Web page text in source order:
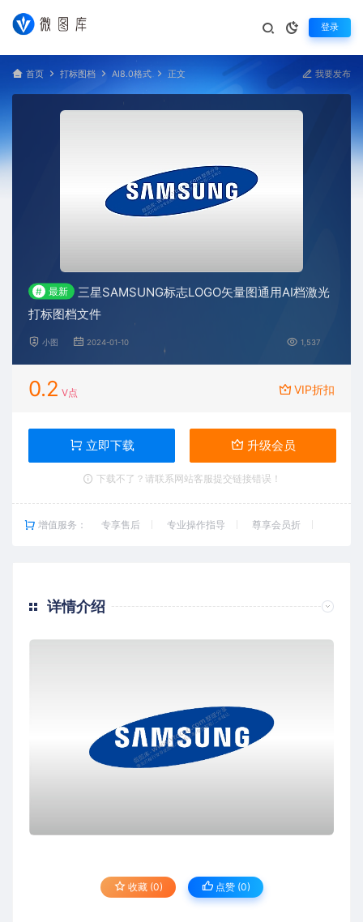
登录
首页 打标图档 AI8.0格式 正文 我要发布
# 最新
三星SAMSUNG标志LOGO矢量图通用AI档激光
打标图档文件
小图 2024-01-10 1,537
0.2 V点 VIP折扣
立即下载 升级会员
下载不了？请联系网站客服提交链接错误！
增值服务： 专享售后 专业操作指导 尊享会员折
详情介绍
收藏 (0) 点赞 (0)